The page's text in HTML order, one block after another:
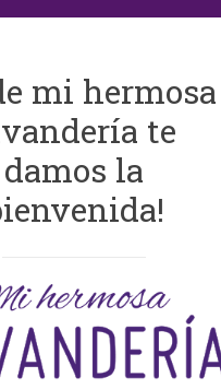
mi hermosa
te
damos la